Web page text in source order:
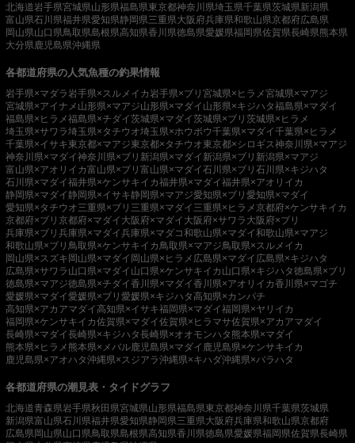
北海道岩手県宮城県山形県福島県東京都神奈川県埼玉県千葉県茨城県新潟県
富山県石川県福井県愛知県静岡県三重県大阪府兵庫県和歌山県京都府広島県
岡山県山口県鳥取県島根県高知県香川県徳島県愛媛県福岡県佐賀県長崎県熊本県
大分県鹿児島県沖縄県
各都道府県の人気魚種の釣果情報
岩手県×マダラ岩手県×スルメイカ岩手県×ブリ 宮城県×ヒラメ宮城県×マアジ
宮城県×アイナメ 山形県×マアジ山形県×マダイ 山形県×キジハタ福島県×マダイ
福島県×ヒラメ福島県×チダイ茨城県×マダイ茨城県×ブリ 茨城県×ヒラメ
埼玉県×サワラ埼玉県×タチウオ埼玉県×ホウボウ千葉県×マダイ千葉県×ヒラメ
千葉県×イサキ東京都×マアジ東京都×タチウオ東京都×シロギス神奈川県×マアジ
神奈川県×マダイ神奈川県×ブリ 新潟県×マダイ 新潟県×ブリ 新潟県×マアジ
富山県×アオリイカ富山県×ブリ 富山県×マダイ石川県×ブリ 石川県×キジハタ
石川県×マダイ福井県×ケンサキイカ福井県×マダイ福井県×アオリイカ
静岡県×マダイ静岡県×イサキ静岡県×マアジ愛知県×ブリ 愛知県×マダイ
愛知県×タチウオ三重県×ブリ 三重県×マダイ 三重県×ヒラメ京都府×ケンサキイカ
京都府×ブリ 京都府×マダイ 大阪府×マダイ 大阪府×サワラ 大阪府×ブリ
兵庫県×ブリ 兵庫県×マダイ兵庫県×マダコ和歌山県×マダイ和歌山県×マアジ
和歌山県×ブリ 鳥取県×ケンサキイカ鳥取県×マアジ鳥取県×スルメイカ
岡山県×スズキ岡山県×マダイ 岡山県×ヒラメ 広島県×マダイ 広島県×キジハタ
広島県×サワラ 山口県×マダイ 山口県×ケンサキイカ 山口県×キジハタ徳島県×ブリ
徳島県×マアジ徳島県×チダイ香川県×マダイ香川県×アオリイカ香川県×マゴチ
愛媛県×マダイ愛媛県×ブリ 愛媛県×キジハタ高知県×カンパチ
高知県×アカアマダイ高知県×イサキ福岡県×マダイ福岡県×ヤリイカ
福岡県×ケンサキイカ佐賀県×マダイ佐賀県×ヒラマサ佐賀県×アカアマダイ
長崎県×マダイ長崎県×キジハタ長崎県×オオモンハタ 熊本県×マダイ
熊本県×ヒラメ 熊本県×メバル鹿児島県×マダイ 鹿児島県×ケンサキイカ
鹿児島県×アオハタ沖縄県×スジアラ沖縄県×キハダ沖縄県×バラハタ
各都道府県の潮見表・タイドグラフ
北海道青森県岩手県秋田県宮城県山形県福島県東京都神奈川県千葉県茨城県
新潟県富山県石川県福井県愛知県静岡県三重県大阪府兵庫県和歌山県京都府
広島県岡山県山口県鳥取県島根県高知県香川県徳島県愛媛県福岡県佐賀県長崎県